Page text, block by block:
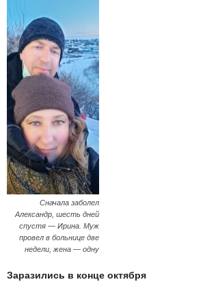
Сначала заболел
Александр, шесть дней
спустя — Ирина. Муж
провел в больнице две
недели, жена — одну
Заразились в конце октября